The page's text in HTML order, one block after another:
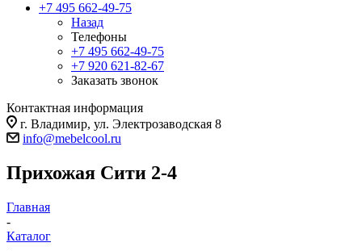
+7 495 662-49-75
Назад
Телефоны
+7 495 662-49-75
+7 920 621-82-67
Заказать звонок
Контактная информация
г. Владимир, ул. Электрозаводская 8
info@mebelcool.ru
Прихожая Сити 2-4
Главная
-
Каталог